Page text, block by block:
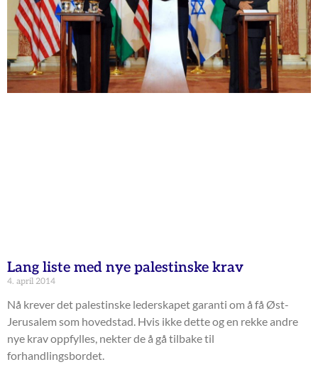
Lang liste med nye palestinske krav
4. april 2014
Nå krever det palestinske lederskapet garanti om å få Øst-
Jerusalem som hovedstad. Hvis ikke dette og en rekke andre
nye krav oppfylles, nekter de å gå tilbake til
forhandlingsbordet.